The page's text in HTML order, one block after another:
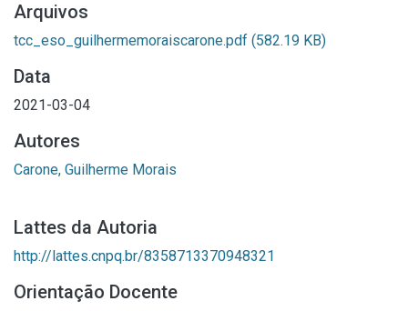
Arquivos
tcc_eso_guilhermemoraiscarone.pdf (582.19 KB)
Data
2021-03-04
Autores
Carone, Guilherme Morais
Lattes da Autoria
http://lattes.cnpq.br/8358713370948321
Orientação Docente